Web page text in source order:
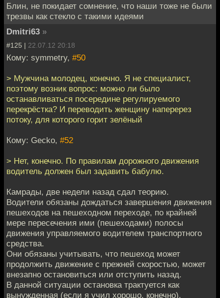
Блин, не покидает сомнение, что наши тоже не были
трезвы как стекло с такими идеями
Dmitri63 »
#125 | 22.07.12 20:18
Кому: symmetry, #50
> Мужчина молодец, конечно. Я не специалист,
поэтому возник вопрос: можно ли было
останавливаться посередине регулируемого
перекрёстка? И переводить женщину наперерез
потоку, для которого горит зелёный
Кому: Gecko, #52
> Нет, конечно. По правилам дорожного движения
водитель должен был задавить бабулю.
Камрады, две недели назад сдал теорию.
Водители обязаны дождаться завершения движения
пешеходов на пешеходном переходе, по крайней
мере пересечения ими (пешеходами) полосы
движения управляемого водителем транспортного
средства.
Они обязаны учитывать, что пешеход может
продолжить движение с прежней скоростью, может
внезапно остановиться или отступить назад.
В данной ситуации остановка трактуется как
вынужденная (если я учил хорошо, конечно).